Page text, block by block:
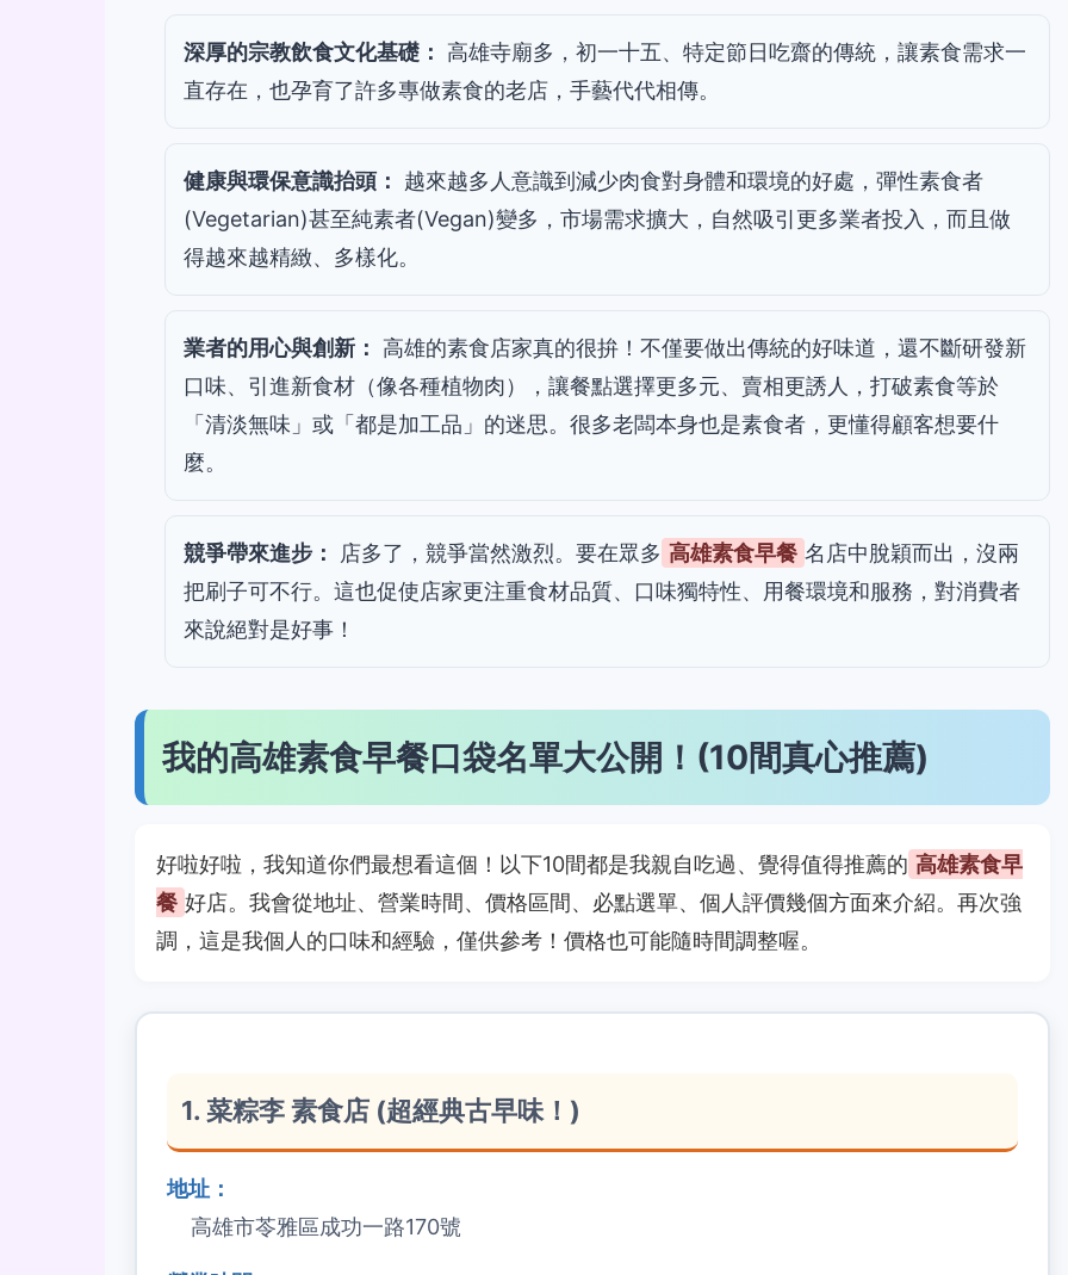
深厚的宗教飲食文化基礎：
高雄寺廟多，初一十五、特定節日吃齋的傳統，讓素食需求一
直存在，也孕育了許多專做素食的老店，手藝代代相傳。
健康與環保意識抬頭：
越來越多人意識到減少肉食對身體和環境的好處，彈性素食者
(Vegetarian)甚至純素者(Vegan)變多，市場需求擴大，自然吸引更多業者投入，而且做
得越來越精緻、多樣化。
業者的用心與創新：
高雄的素食店家真的很拚！不僅要做出傳統的好味道，還不斷研發新
口味、引進新食材（像各種植物肉），讓餐點選擇更多元、賣相更誘人，打破素食等於
「清淡無味」或「都是加工品」的迷思。很多老闆本身也是素食者，更懂得顧客想要什
麼。
競爭帶來進步： 店多了，競爭當然激烈。要在眾多 高雄素食早餐 名店中脫穎而出，沒兩
把刷子可不行。這也促使店家更注重食材品質、口味獨特性、用餐環境和服務，對消費者
來說絕對是好事！
我的高雄素食早餐口袋名單大公開！(10間真心推薦)
好啦好啦，我知道你們最想看這個！以下10間都是我親自吃過、覺得值得推薦的 高雄素食早
餐 好店。我會從地址、營業時間、價格區間、必點選單、個人評價幾個方面來介紹。再次強
調，這是我個人的口味和經驗，僅供參考！價格也可能隨時間調整喔。
1. 菜粽李 素食店 (超經典古早味！)
地址：
高雄市苓雅區成功一路170號